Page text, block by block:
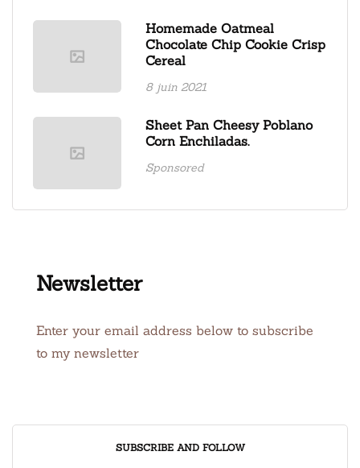
Homemade Oatmeal
Chocolate Chip Cookie Crisp
Cereal
8 juin 2021
Sheet Pan Cheesy Poblano
Corn Enchiladas.
Sponsored
Newsletter
Enter your email address below to subscribe
to my newsletter
SUBSCRIBE AND FOLLOW